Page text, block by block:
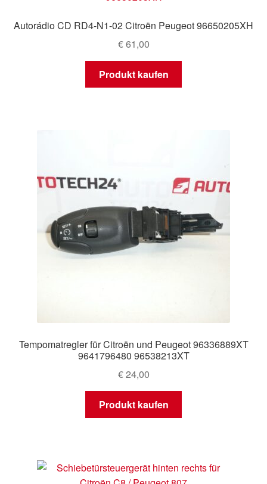
Autorádio CD RD4-N1-02 Citroën Peugeot 96650205XH
€61,00
Produkt kaufen
Tempomatregler für Citroën und Peugeot 96336889XT
9641796480 96538213XT
€24,00
Produkt kaufen